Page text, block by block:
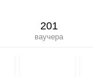
201
ваучера